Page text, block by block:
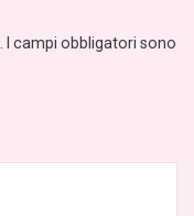
I campi obbligatori sono